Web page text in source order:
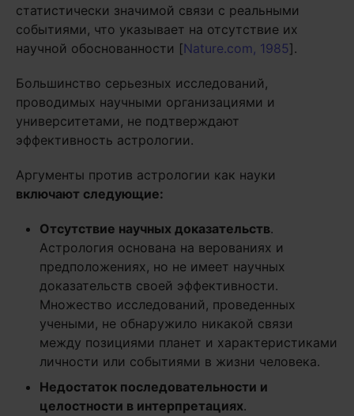
статистически значимой связи с реальными
событиями, что указывает на отсутствие их
научной обоснованности [Nature.com, 1985].
Большинство серьезных исследований,
проводимых научными организациями и
университетами, не подтверждают
эффективность астрологии.
Аргументы против астрологии как науки
включают следующие:
Отсутствие научных доказательств.
Астрология основана на верованиях и
предположениях, но не имеет научных
доказательств своей эффективности.
Множество исследований, проведенных
учеными, не обнаружило никакой связи
между позициями планет и характеристиками
личности или событиями в жизни человека.
Недостаток последовательности и
целостности в интерпретациях.